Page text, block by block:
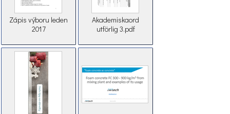
Zápis výboru leden
2017
Akademiskaord
utförlig 3.pdf